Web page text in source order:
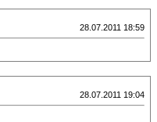
28.07.2011 18:59
28.07.2011 19:04